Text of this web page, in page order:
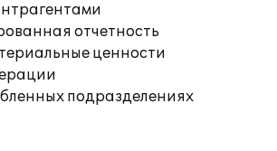
отчетность
ценности
подразделениях